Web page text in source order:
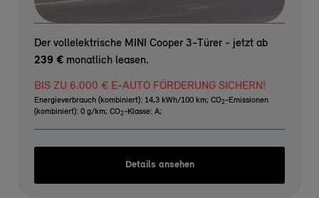
Der vollelektrische MINI Cooper 3-Türer - jetzt ab
239 € monatlich leasen.
BIS ZU 6.000 € E-AUTO FÖRDERUNG SICHERN!
Energieverbrauch (kombiniert): 14,3 kWh/100 km; CO2 -Emissionen
(kombiniert): 0 g/km; CO2 -Klasse: A;
Details ansehen